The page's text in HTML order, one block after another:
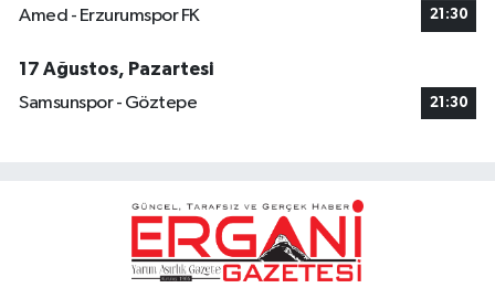
Amed - Erzurumspor FK 21:30
17 Ağustos, Pazartesi
Samsunspor - Göztepe
21:30